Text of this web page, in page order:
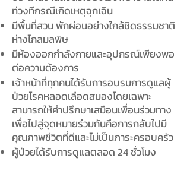
ท่วงทีกรณีเกิดเหตุฉุกเฉิน
มีพื้นที่สวน พักผ่อนอย่างใกล้ชิดธรรมชาติ
ห่างไกลมลพิษ
มีห้องออกกำลังกายและอุปกรณ์เพียงพอ
ต่อความต้องการ
เจ้าหน้าที่ทุกคนได้รับการอบรมการดูแลผู้
ป่วยโรคหลอดเลือดสมองโดยเฉพาะ
สามารถให้คำปรึกษาเสมือนเพื่อนร่วมทาง
เพื่อไปสู่จุดหมายร่วมกันคือการกลับไปมี
คุณภาพชีวิตที่ดีและไม่เป็นภาระครอบครัว
ผู้ป่วยได้รับการดูแลตลอด 24 ชั่วโมง